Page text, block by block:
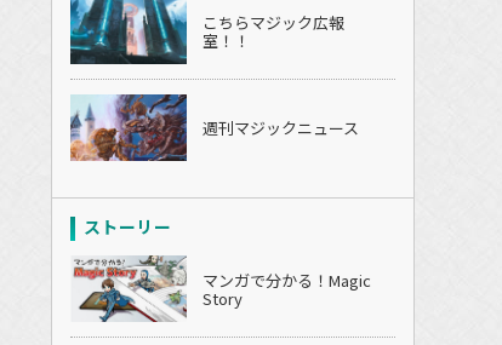
こちらマジック広報
室！！
週刊マジックニュース
ストーリー
マンガで分かる！Magic
Story